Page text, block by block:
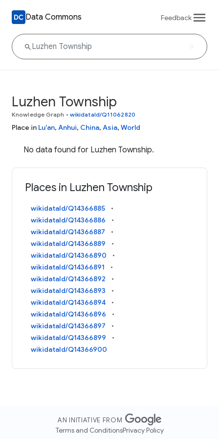
Data Commons Feedback
Luzhen Township
Knowledge Graph • wikidataId/Q11062820
Place in Lu'an, Anhui, China, Asia, World
No data found for Luzhen Township.
Places in Luzhen Township
wikidataId/Q14366885
wikidataId/Q14366886
wikidataId/Q14366887
wikidataId/Q14366889
wikidataId/Q14366890
wikidataId/Q14366891
wikidataId/Q14366892
wikidataId/Q14366893
wikidataId/Q14366894
wikidataId/Q14366896
wikidataId/Q14366897
wikidataId/Q14366899
wikidataId/Q14366900
AN INITIATIVE FROM
Terms and ConditionsPrivacy Policy